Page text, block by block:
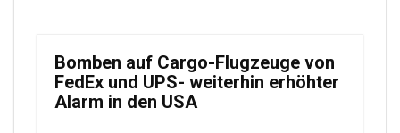
Bomben auf Cargo-Flugzeuge von
FedEx und UPS- weiterhin erhöhter
Alarm in den USA